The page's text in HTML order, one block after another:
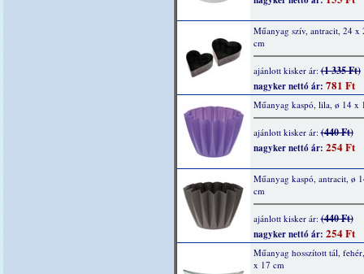
Műanyag szív, antracit, 24 x
cm
ajánlott kisker ár:(1 335 Ft)
nagyker nettó ár: 781 Ft
Műanyag kaspó, lila, ø 14 x
ajánlott kisker ár:(440 Ft)
nagyker nettó ár: 254 Ft
Műanyag kaspó, antracit, ø
cm
ajánlott kisker ár:(440 Ft)
nagyker nettó ár: 254 Ft
Műanyag hosszított tál,
x 17 cm